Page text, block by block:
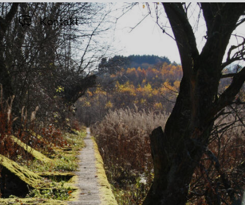
Kontakt